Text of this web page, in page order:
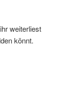
weiterliest
könnt.